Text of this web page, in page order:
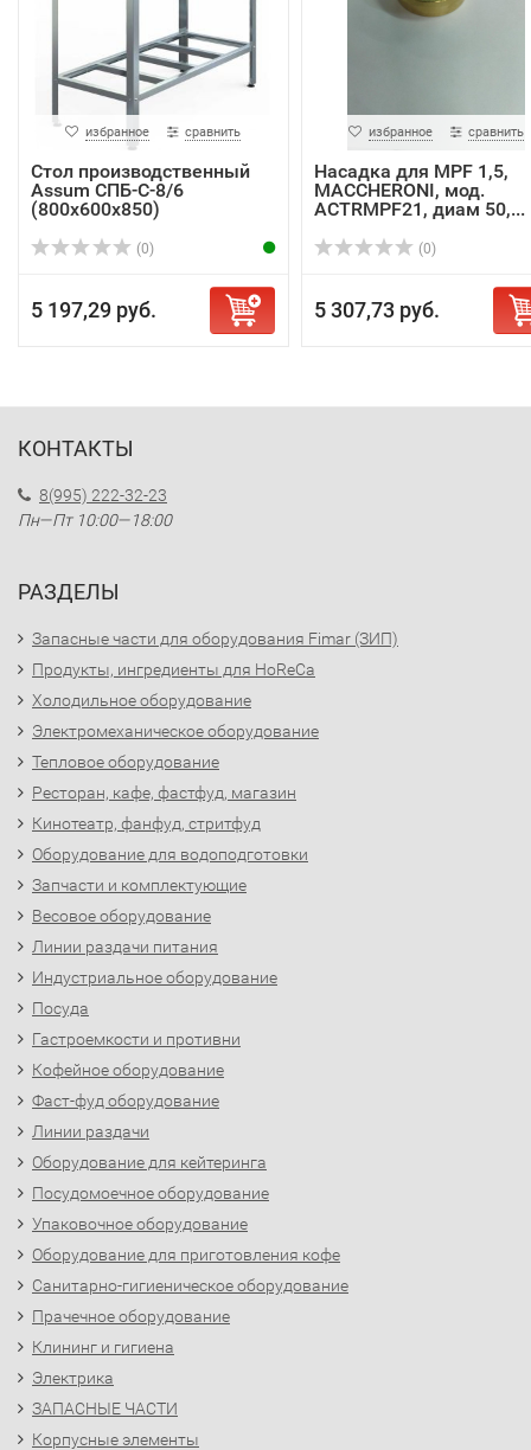
избранное сравнить
Стол производственный
Assum СПБ-С-8/6
(800х600х850)
(0)
5 197,29 руб.
избранное сравнить
Насадка для MPF 1,5,
MACCHERONI, мод.
ACTRMPF21, диам 50,...
(0)
5 307,73 руб.
КОНТАКТЫ
8(995) 222-32-23
Пн—Пт 10:00—18:00
РАЗДЕЛЫ
Запасные части для оборудования Fimar (ЗИП)
Продукты, ингредиенты для HoReCa
Холодильное оборудование
Электромеханическое оборудование
Тепловое оборудование
Ресторан, кафе, фастфуд, магазин
Кинотеатр, фанфуд, стритфуд
Оборудование для водоподготовки
Запчасти и комплектующие
Весовое оборудование
Линии раздачи питания
Индустриальное оборудование
Посуда
Гастроемкости и противни
Кофейное оборудование
Фаст-фуд оборудование
Линии раздачи
Оборудование для кейтеринга
Посудомоечное оборудование
Упаковочное оборудование
Оборудование для приготовления кофе
Санитарно-гигиеническое оборудование
Прачечное оборудование
Клининг и гигиена
Электрика
ЗАПАСНЫЕ ЧАСТИ
Корпусные элементы